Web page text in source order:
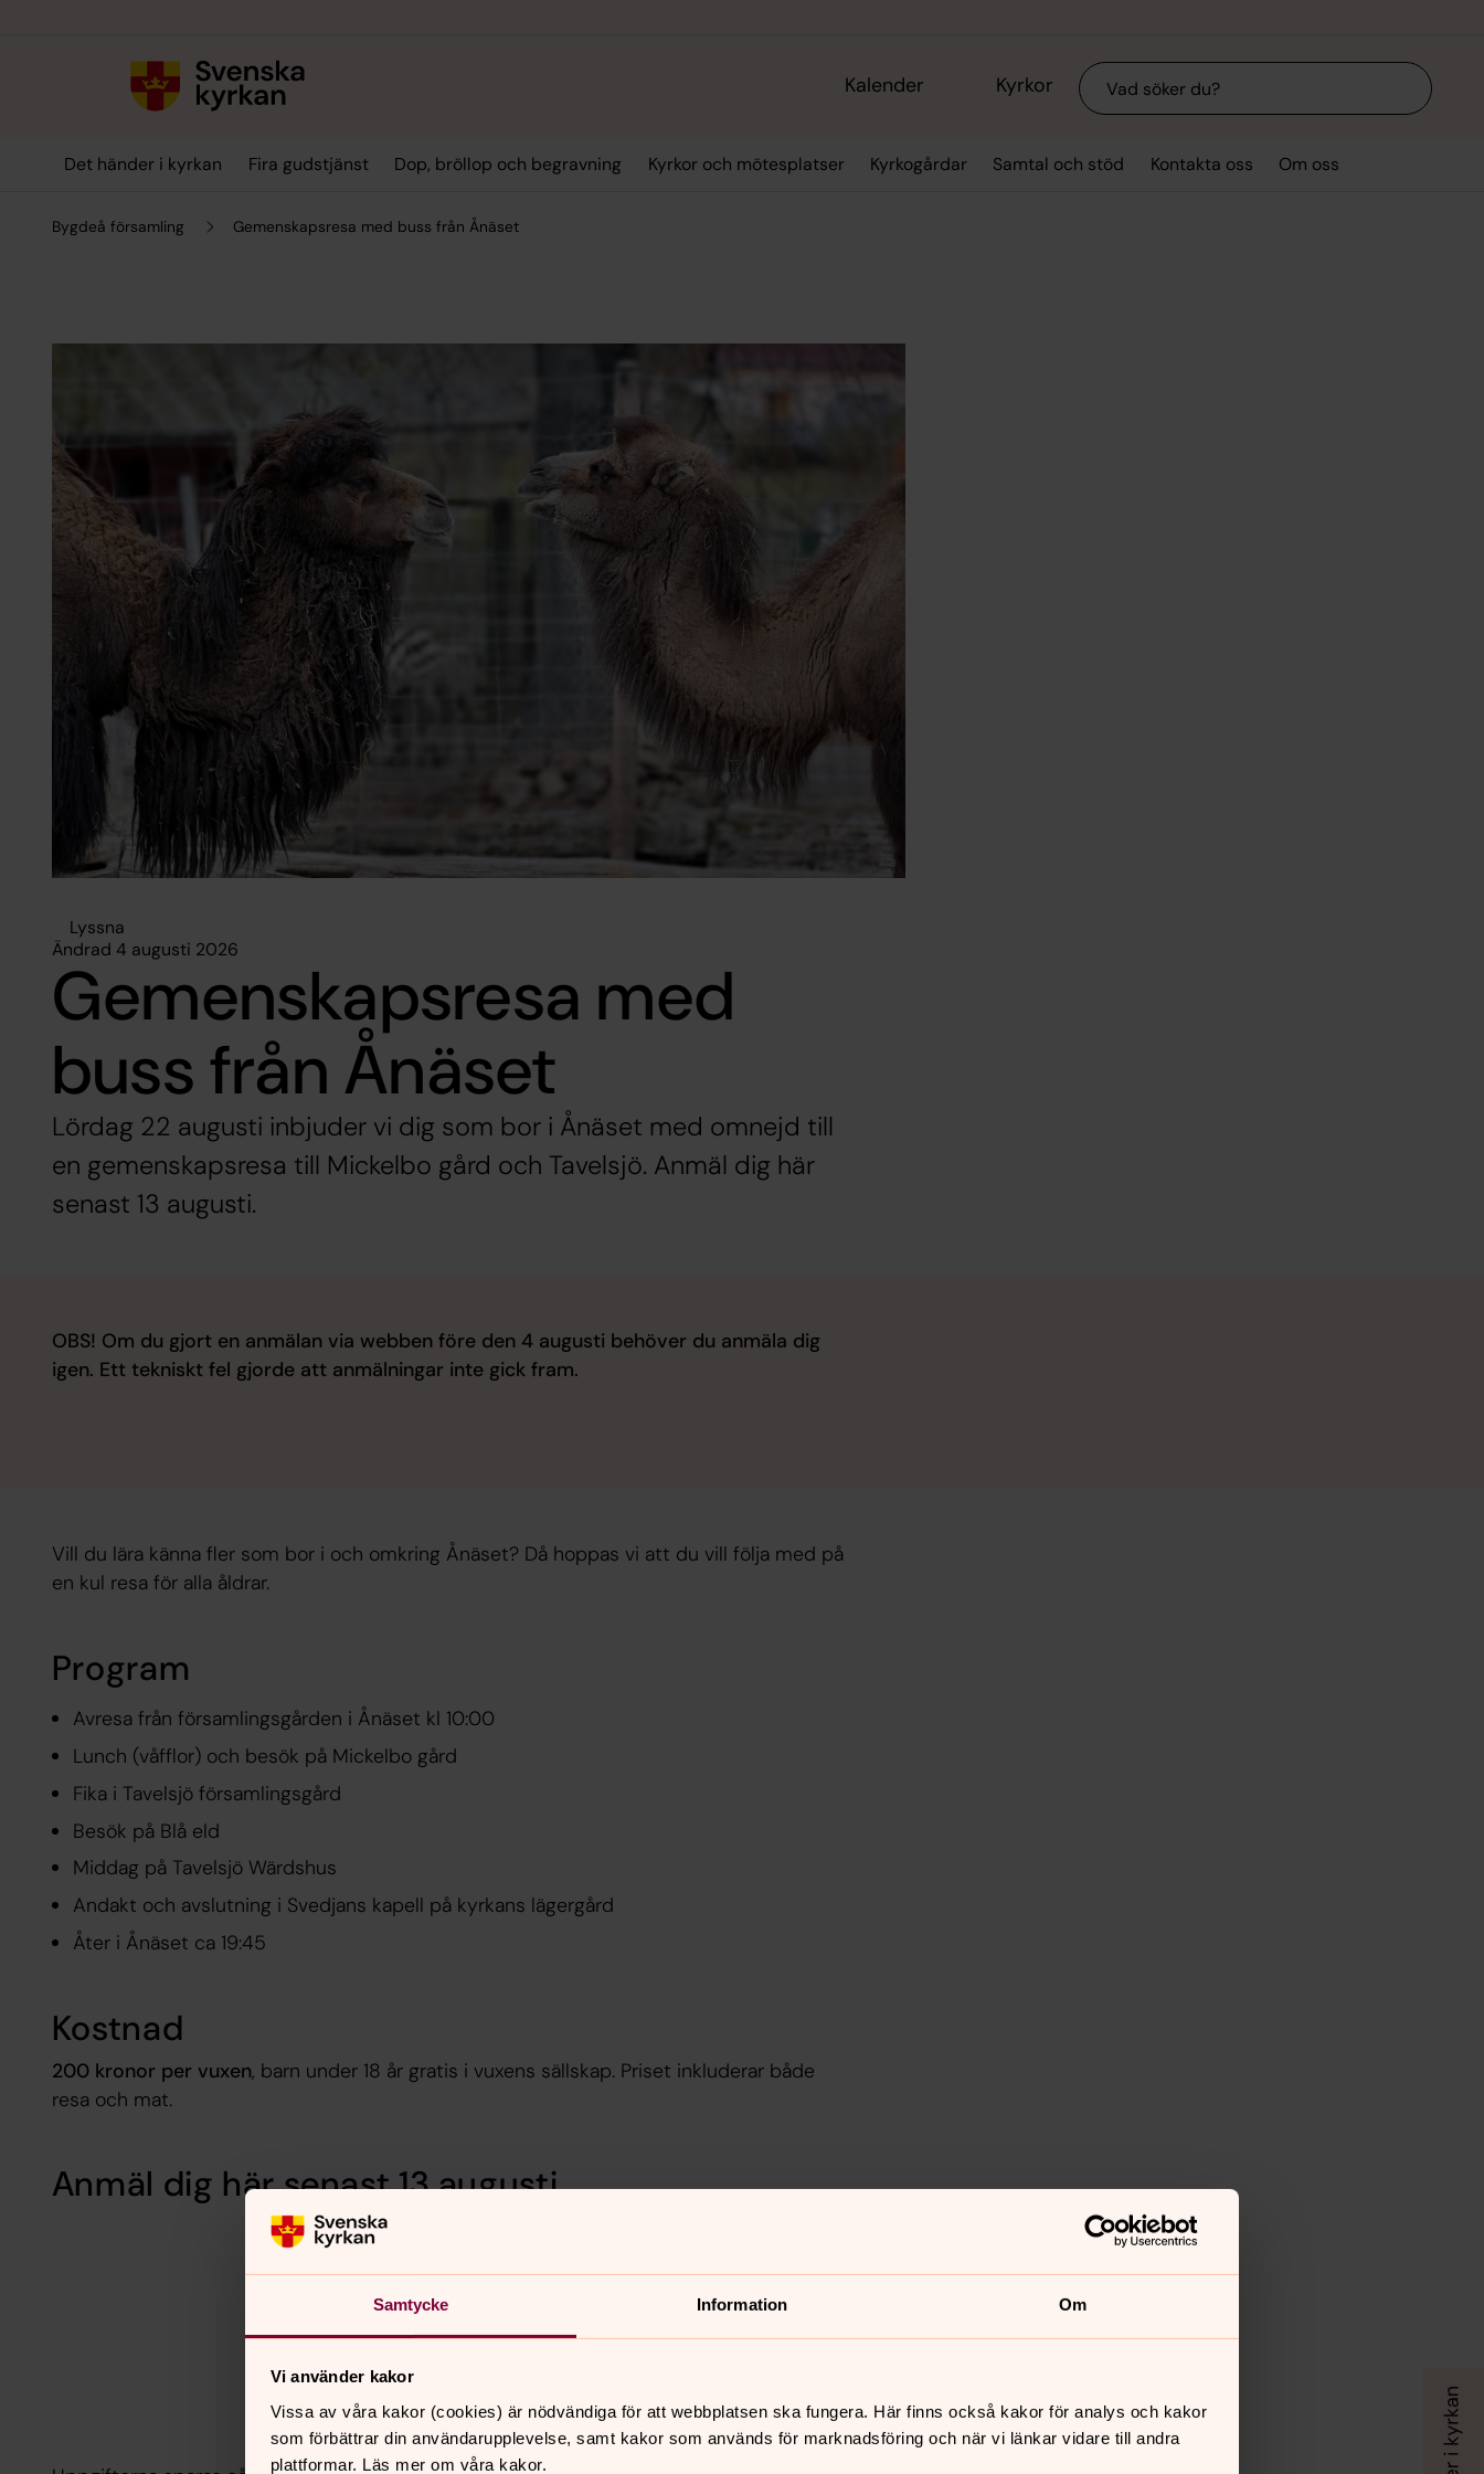
Samtycke Information Om
Vi använder kakor
Vissa av våra kakor (cookies) är nödvändiga för att webbplatsen ska fungera. Här finns också kakor för analys och kakor
som förbättrar din användarupplevelse, samt kakor som används för marknadsföring och när vi länkar vidare till andra
plattformar. Läs mer om våra kakor.
Kalender Kyrkor Sök
Det händer i kyrkan Fira gudstjänst Dop, bröllop och begravning Kyrkor och mötesplatser Kyrkogårdar Samtal och stöd Kontakta oss Om oss
Bygdeå församling Gemenskapsresa med buss från Ånäset
Lyssna
Ändrad 4 augusti 2026
Gemenskapsresa med
buss från Ånäset
Lördag 22 augusti inbjuder vi dig som bor i Ånäset med omnejd till
en gemenskapsresa till Mickelbo gård och Tavelsjö. Anmäl dig här
senast 13 augusti.
OBS! Om du gjort en anmälan via webben före den 4 augusti behöver du anmäla dig
igen. Ett tekniskt fel gjorde att anmälningar inte gick fram.
Vill du lära känna fler som bor i och omkring Ånäset? Då hoppas vi att du vill följa med på
en kul resa för alla åldrar.
Program
Avresa från församlingsgården i Ånäset kl 10:00
Lunch (våfflor) och besök på Mickelbo gård
Fika i Tavelsjö församlingsgård
Besök på Blå eld
Middag på Tavelsjö Wärdshus
Andakt och avslutning i Svedjans kapell på kyrkans lägergård
Åter i Ånäset ca 19:45
Kostnad
200 kronor per vuxen, barn under 18 år gratis i vuxens sällskap. Priset inkluderar både
resa och mat.
Anmäl dig här senast 13 augusti